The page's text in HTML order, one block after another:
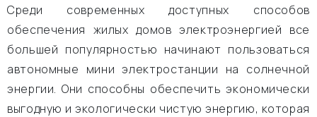
Среди современных доступных способов
обеспечения жилых домов электроэнергией все
большей популярностью начинают пользоваться
автономные мини электростанции на солнечной
энергии. Они способны обеспечить экономически
выгодную и экологически чистую энергию, которая